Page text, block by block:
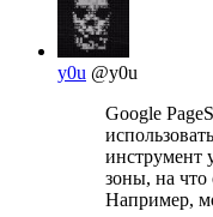
y0u @y0u
Google
инструмент
зоны, на что
Например,